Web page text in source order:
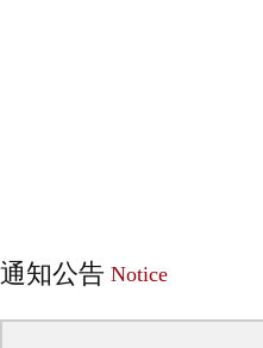
通知公告 Notice